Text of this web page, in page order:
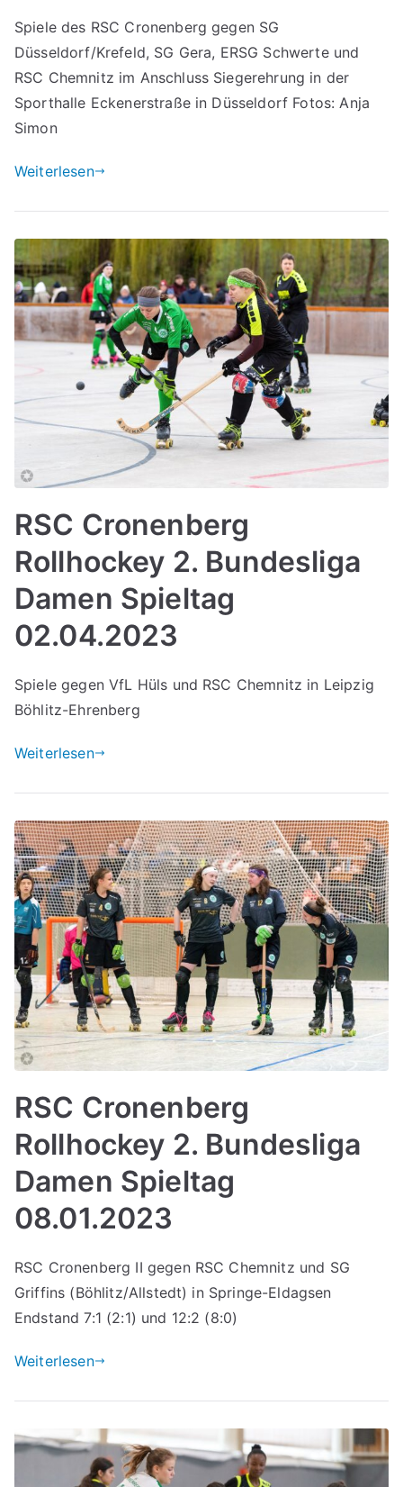
Spiele des RSC Cronenberg gegen SG
Düsseldorf/Krefeld, SG Gera, ERSG Schwerte und
RSC Chemnitz im Anschluss Siegerehrung in der
Sporthalle Eckenerstraße in Düsseldorf Fotos: Anja
Simon
Weiterlesen
RSC Cronenberg
Rollhockey 2. Bundesliga
Damen Spieltag
02.04.2023
Spiele gegen VfL Hüls und RSC Chemnitz in Leipzig
Böhlitz-Ehrenberg
Weiterlesen
RSC Cronenberg
Rollhockey 2. Bundesliga
Damen Spieltag
08.01.2023
RSC Cronenberg II gegen RSC Chemnitz und SG
Griffins (Böhlitz/Allstedt) in Springe-Eldagsen
Endstand 7:1 (2:1) und 12:2 (8:0)
Weiterlesen